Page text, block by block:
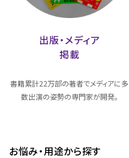
出版・メディア
掲載
書籍累計22万部の著者でメディアに多
数出演の姿勢の専門家が開発。
お悩み・用途から探す